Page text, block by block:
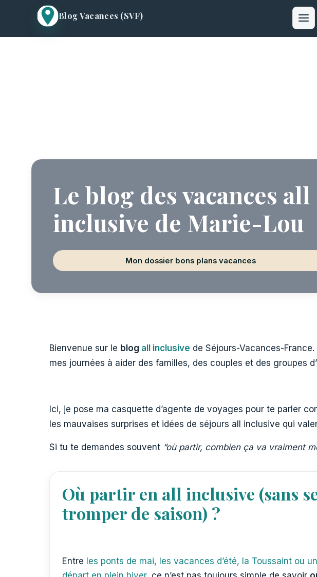
Blog Vacances (SVF) Menu
Le blog des vacances all inclusive de Marie-Lou
Le blog des vacances all
inclusive de Marie-Lou
Mon dossier bons plans vacances
Bienvenue sur le blog all inclusive de Séjours-Vacances-France.
mes journées à aider des familles, des couples et des groupes
Ici, je pose ma casquette d’agente de voyages pour te parler
les mauvaises surprises et idées de séjours all inclusive qui
Si tu te demandes souvent “où partir, combien ça va vraiment
Où partir en all inclusive (sans
tromper de saison) ?
Entre les ponts de mai, les vacances d’été, la Toussaint ou un